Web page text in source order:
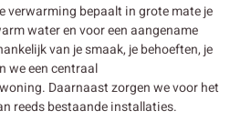
verwarming bepaalt in grote mate je
water en voor een aangename
van je smaak, je behoeften, je
we een centraal
Daarnaast zorgen we voor het
reeds bestaande installaties.